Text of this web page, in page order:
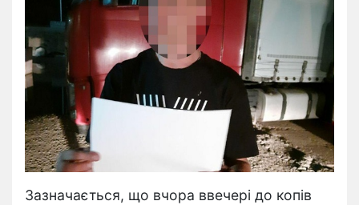
Зазначається, що вчора ввечері до копів